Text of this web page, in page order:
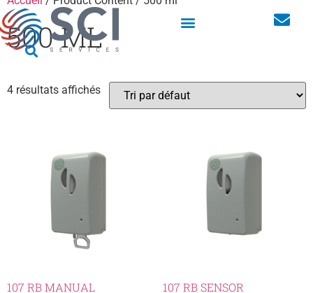
500 ML
4 résultats affichés
107 RB MANUAL 107 RB SENSOR